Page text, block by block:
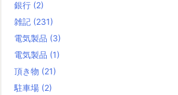
銀行 (2)
雑記 (231)
電気製品 (3)
電気製品 (1)
頂き物 (21)
駐車場 (2)